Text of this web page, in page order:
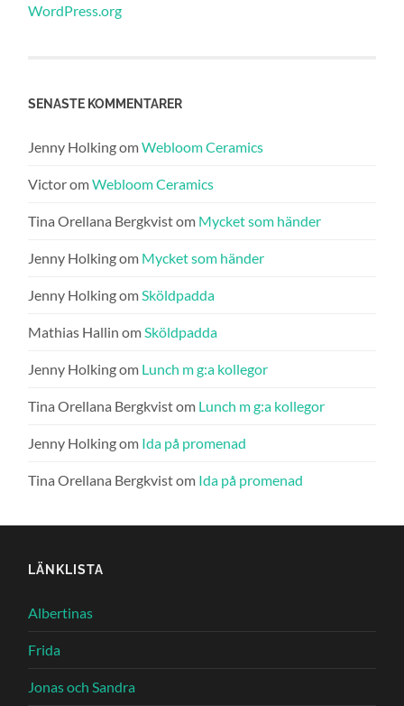
WordPress.org
SENASTE KOMMENTARER
Jenny HolkingomWebloom Ceramics
VictoromWebloom Ceramics
Tina Orellana Bergkvistom Mycket som händer
Jenny Holkingom Mycket som händer
Jenny Holkingom Sköldpadda
Mathias Hallin om Sköldpadda
Jenny Holkingom Lunch m g:a kollegor
Tina Orellana Bergkvistom Lunch m g:a kollegor
Jenny Holkingom Ida på promenad
Tina Orellana Bergkvistom Ida på promenad
LÄNKLISTA
Albertinas
Frida
Jonas och Sandra